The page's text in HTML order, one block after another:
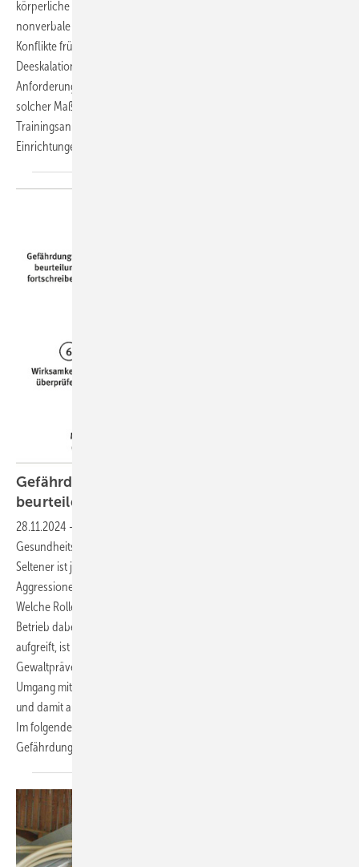
körperliche Abwehrtechniken hinaus. Sie umfassen insbesondere
nonverbale und verbale Techniken, die den Beschäftigten helfen,
Konflikte frühzeitig zu erkennen und darauf zu reagieren. Damit
Deeskalationstrainings wirksam sind, müssen sie bestimmte
Anforderungen erfüllen. Ein entscheidender Faktor für den Erfolg
solcher Maßnahmen ist die Auswahl von spezialisierten
Trainingsanbietern und die Einbindung in die betriebliche Struktur der
Einrichtungen.
Gefährdung durch Gewaltereignisse
beurteilen, aber
28.11.2024 -
Gesundheitsdienstes und der Wohlfahrtspflege keine Seltenheit.
Seltener ist jedoch der systematische und analytische Umgang mit
Aggressionen und Gewalt. Aber wie kann dies erreicht werden?
Welche Rolle haben Arbeitsschutzexpertinnen und -experten im
Betrieb dabei? Eine Gefährdungsbeurteilung, die das Thema Gewalt
aufgreift, ist zentraler Bestandteil eines gelungenen
Gewaltpräventionsmanagements. Sie kann den betrieblichen
Umgang mit herausforderndem Verhalten entscheidend verbessern
und damit auch zu einer Reduktion von Gewaltereignissen beitragen.
Im folgenden Artikel werden zwei Methoden zur
Gefährdungsbeurteilung durch Gewaltereignisse